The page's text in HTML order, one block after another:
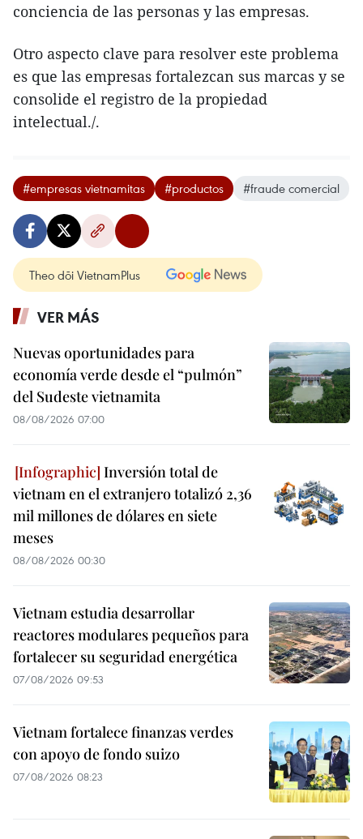
conciencia de las personas y las empresas.
Otro aspecto clave para resolver este problema
es que las empresas fortalezcan sus marcas y se
consolide el registro de la propiedad
intelectual./.
#empresas vietnamitas #productos #fraude comercial
Theo dõi VietnamPlus
VER MÁS
Nuevas oportunidades para
economía verde desde el “pulmón”
del Sudeste vietnamita
08/08/2026 07:00
Inversión total de
vietnam en el extranjero totalizó 2,36
mil millones de dólares en siete
meses
08/08/2026 00:30
Vietnam estudia desarrollar
reactores modulares pequeños para
fortalecer su seguridad energética
07/08/2026 09:53
Vietnam fortalece finanzas verdes
con apoyo de fondo suizo
07/08/2026 08:23